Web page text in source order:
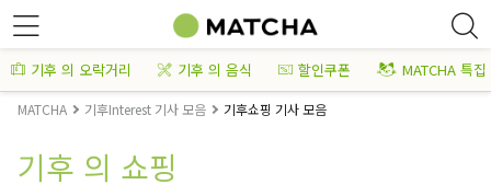
기후 의 오락거리 기후 의 음식 할인쿠폰 MATCHA 특집
MATCHA 기후Interest 기사 모음 기후쇼핑 기사 모음
기후 의 쇼핑